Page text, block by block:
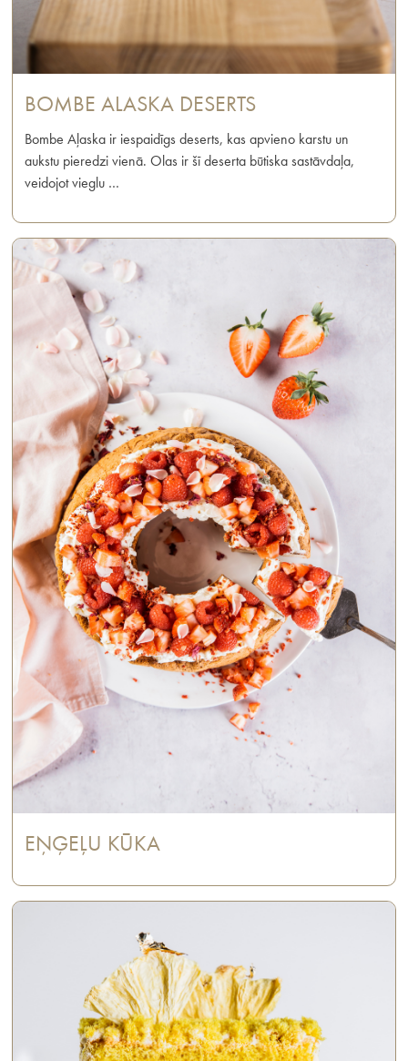
BOMBE ALASKA DESERTS
Bombe Aļaska ir iespaidīgs deserts, kas apvieno karstu un
aukstu pieredzi vienā. Olas ir šī deserta būtiska sastāvdaļa,
veidojot vieglu …
EŅĢEĻU KŪKA